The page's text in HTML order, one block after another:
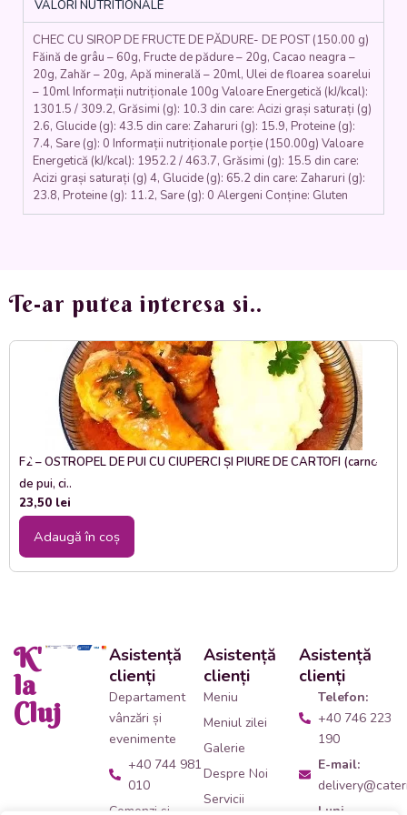
morcovi,
mere,
pere)
VALORI NUTRITIONALE
CHEC CU SIROP DE FRUCTE DE PĂDURE- DE POST (150.00 g)
Făină de grâu – 60g, Fructe de pădure – 20g, Cacao neagra –
20g, Zahăr – 20g, Apă minerală – 20ml, Ulei de floarea soarelui
– 10ml Informații nutriționale 100g Valoare Energetică (kJ/kcal):
1301.5 / 309.2, Grăsimi (g): 10.3 din care: Acizi grași saturați (g)
2.6, Glucide (g): 43.5 din care: Zaharuri (g): 15.9, Proteine (g):
7.4, Sare (g): 0 Informații nutriționale porție (150.00g) Valoare
Energetică (kJ/kcal): 1952.2 / 463.7, Grăsimi (g): 15.5 din care:
Acizi grași saturați (g) 4, Glucide (g): 65.2 din care: Zaharuri (g):
23.8, Proteine (g): 11.2, Sare (g): 0 Alergeni Conține: Gluten
Te-ar putea interesa si..
F2 – OSTROPEL DE PUI CU CIUPERCI ȘI PIURE DE CARTOFI (carne
de pui, ci..
23,50 lei
Adaugă în coș
K'
la
Cluj
Asistență
clienți
Departament
vânzări și
evenimente
+40 744 981
010
Comenzi și
Asistență
clienți
Meniu
Meniul zilei
Galerie
Despre Noi
Servicii
Asistență
clienți
Telefon:
+40 746 223
190
E-mail:
Luni -